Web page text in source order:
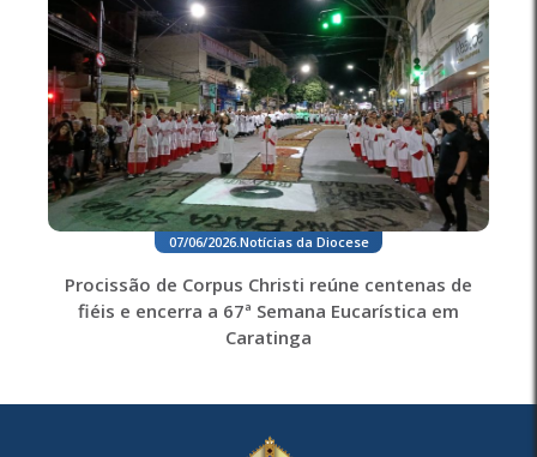
07/06/2026.Notícias da Diocese
Procissão de Corpus Christi reúne centenas de
fiéis e encerra a 67ª Semana Eucarística em
Caratinga